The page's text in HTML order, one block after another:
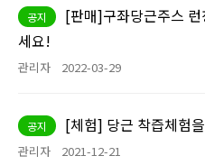
공지
[판매]구좌당근주스
세요!
관리자 2022-03-29
공지 [체험] 당근 착즙체험
관리자 2021-12-21